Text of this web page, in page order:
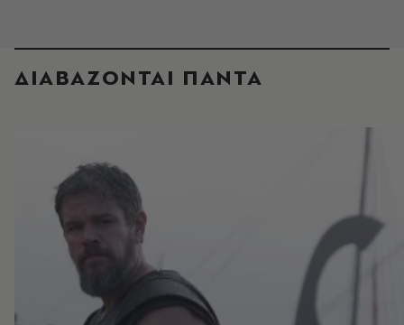
ΔΙΑΒΑΖΟΝΤΑΙ ΠΑΝΤΑ